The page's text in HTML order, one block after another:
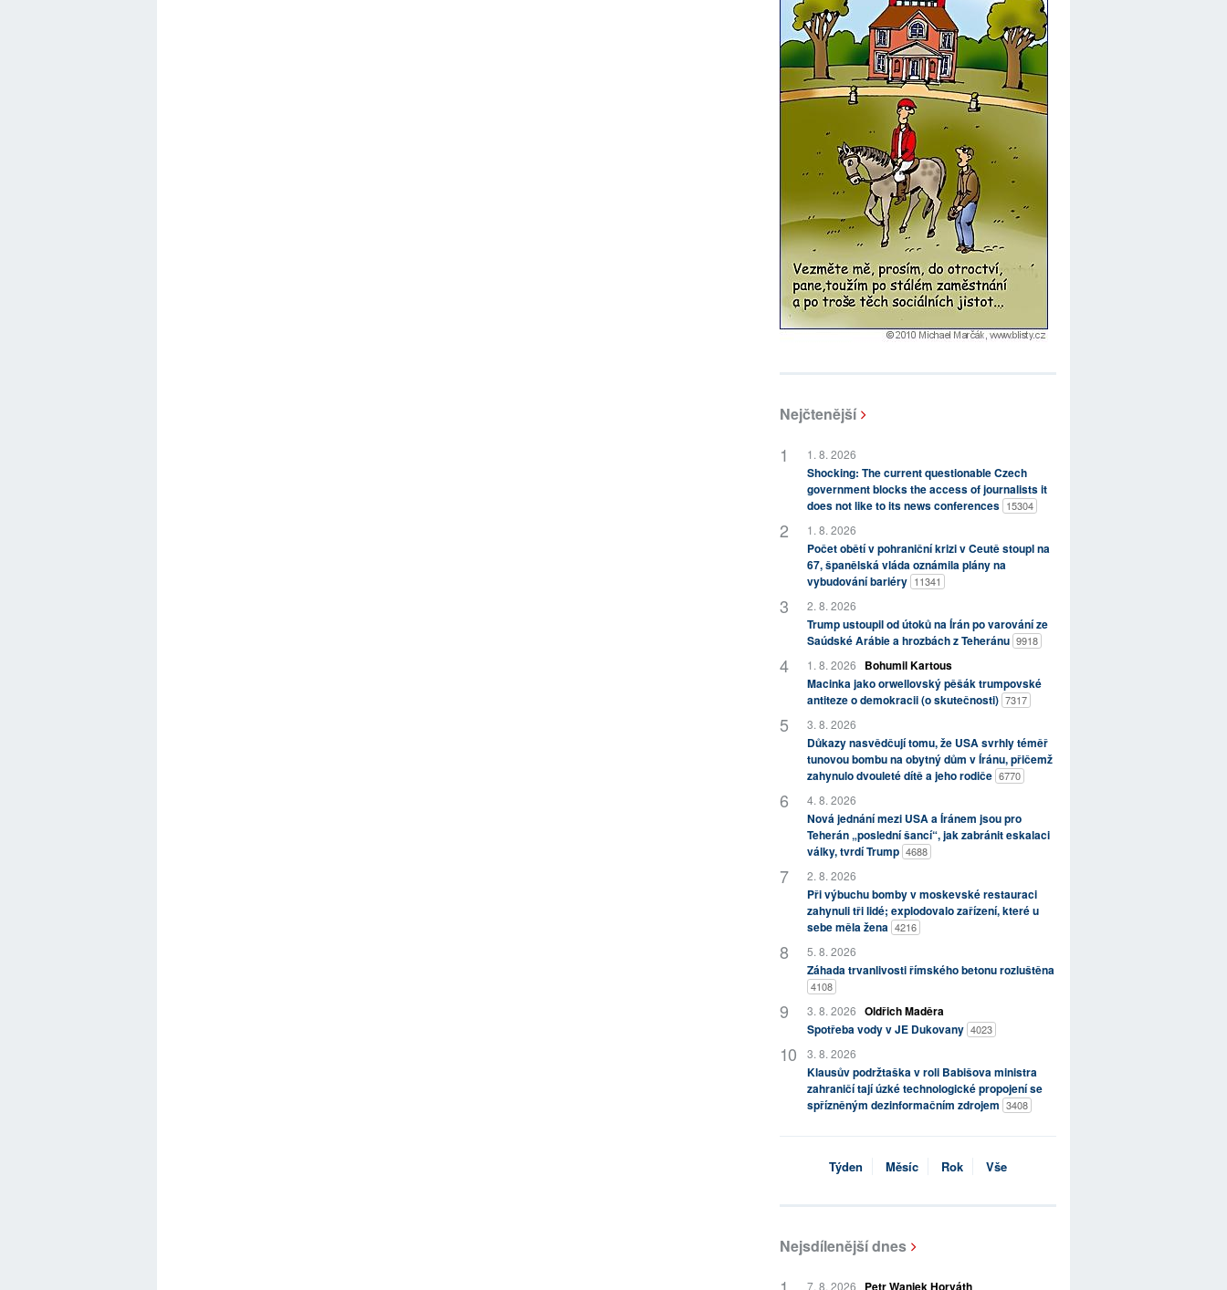
Nejčtenější
1. 8. 2026
Shocking: The current questionable Czech
government blocks the access of journalists it
does not like to its news conferences 15304
1. 8. 2026
Počet obětí v pohraniční krizi v Ceutě stoupl na
67, španělská vláda oznámila plány na
vybudování bariéry 11341
2. 8. 2026
Trump ustoupil od útoků na Írán po varování ze
Saúdské Arábie a hrozbách z Teheránu 9918
1. 8. 2026
Bohumil Kartous
Macinka jako orwellovský pěšák trumpovské
antiteze o demokracii (o skutečnosti) 7317
3. 8. 2026
Důkazy nasvědčují tomu, že USA svrhly téměř
tunovou bombu na obytný dům v Íránu, přičemž
zahynulo dvouleté dítě a jeho rodiče 6770
4. 8. 2026
Nová jednání mezi USA a Íránem jsou pro
Teherán „poslední šancí“, jak zabránit eskalaci
války, tvrdí Trump 4688
2. 8. 2026
Při výbuchu bomby v moskevské restauraci
zahynuli tři lidé; explodovalo zařízení, které u
sebe měla žena 4216
5. 8. 2026
Záhada trvanlivosti římského betonu rozluštěna
4108
3. 8. 2026 Oldřich Maděra
Spotřeba vody v JE Dukovany 4023
3. 8. 2026
Klausův podržtaška v roli Babišova ministra
zahraničí tají úzké technologické propojení se
spřízněným dezinformačním zdrojem 3408
Týden Měsíc Rok Vše
Nejsdílenější dnes
7. 8. 2026 Petr Waniek Horváth